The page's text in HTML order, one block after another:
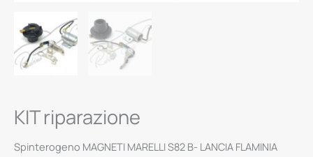
KIT riparazione
Spinterogeno MAGNETI MARELLI S82 B- LANCIA FLAMINIA